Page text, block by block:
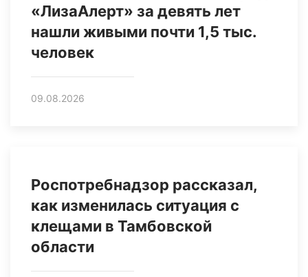
«ЛизаАлерт» за девять лет
нашли живыми почти 1,5 тыс.
человек
09.08.2026
Роспотребнадзор рассказал,
как изменилась ситуация с
клещами в Тамбовской
области